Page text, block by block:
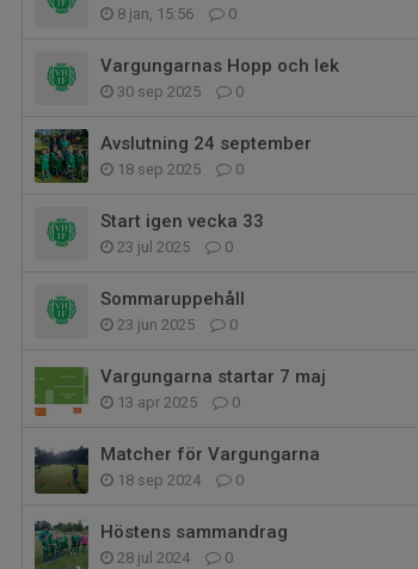
8 jan, 15:56 0
Vargungarnas Hopp och lek
30 sep 2025 0
Avslutning 24 september
18 sep 2025 0
Start igen vecka 33
23 jul 2025 0
Sommaruppehåll
23 jun 2025 0
Vargungarna startar 7 maj
13 apr 2025 0
Matcher för Vargungarna
18 sep 2024 0
Höstens sammandrag
28 jul 2024 0